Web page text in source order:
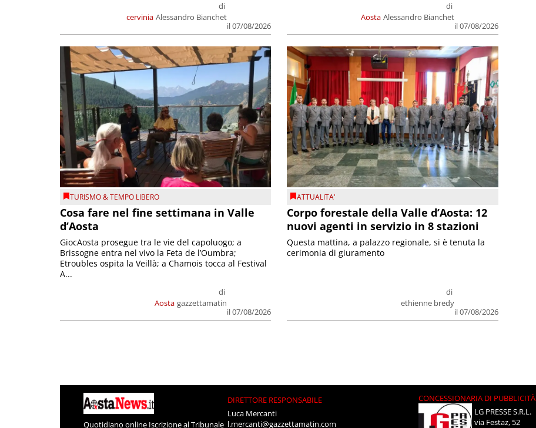
cervinia
di
Alessandro Bianchet
il 07/08/2026
Aosta
di
Alessandro Bianchet
il 07/08/2026
TURISMO & TEMPO LIBERO
Cosa fare nel fine settimana in Valle
d’Aosta
Aosta
di
gazzettamatin
il 07/08/2026
GiocAosta prosegue tra le vie del capoluogo; a
Brissogne entra nel vivo la Feta de l’Oumbra;
Etroubles ospita la Veillà; a Chamois tocca al Festival
A...
ATTUALITA'
Corpo forestale della Valle d’Aosta: 12
nuovi agenti in servizio in 8 stazioni
di
ethienne bredy
il 07/08/2026
Questa mattina, a palazzo regionale, si è tenuta la
cerimonia di giuramento
Quotidiano online Iscrizione al Tribunale
DIRETTORE RESPONSABILE
Luca Mercanti
l.mercanti@gazzettamatin.com
CONCESSIONARIA DI PUBBLICITÀ
LG PRESSE S.R.L.
via Festaz, 52